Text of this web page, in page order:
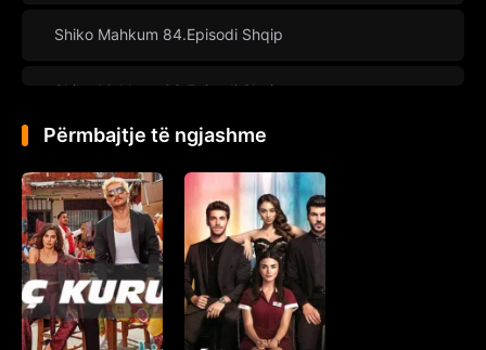
Shiko Mahkum 84.Episodi Shqip
Shiko Mahkum 83.Episodi Shqip
Shiko Mahkum 82.Episodi Shqip
Shiko Mahkum 81.Episodi Shqip
Shiko Mahkum 80.Episodi Shqip
Shiko Mahkum 79.Episodi Shqip
Përmbajtje të ngjashme